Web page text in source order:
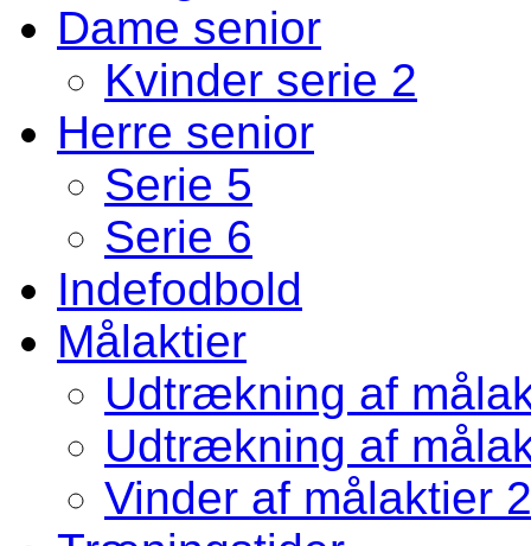
Dame senior
Kvinder serie 2
Herre senior
Serie 5
Serie 6
Indefodbold
Målaktier
Udtrækning af
Udtrækning af
Vinder af målaktier